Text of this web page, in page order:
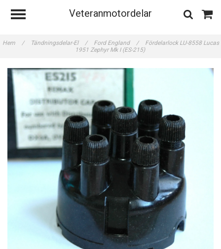
Veteranmotordelar
Hem / Tändningsdelar-El / Ford England /
Fördelarlock LU-8558 Lucas
1951 Zephyr Mk I (ES-215)